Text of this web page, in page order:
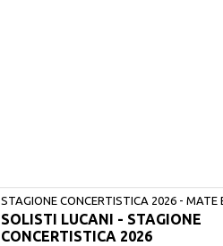
STAGIONE CONCERTISTICA 2026 - MATE
LUCANI
SOLISTI LUCANI - STAGIONE
CONCERTISTICA 2026